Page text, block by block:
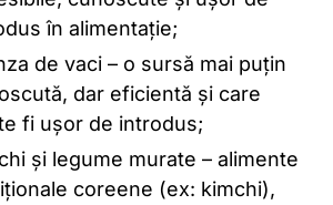
în alimentație;
de vaci – o sursă mai puțin
dar eficientă și care
fi ușor de introdus;
și legume murate – alimente
coreene (ex: kimchi),